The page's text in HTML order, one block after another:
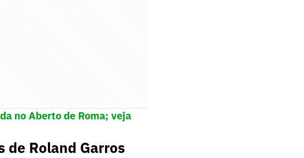
no Aberto de Roma; veja
de Roland Garros